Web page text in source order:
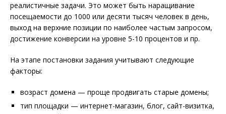
реалистичные задачи. Это может быть наращивание
посещаемости до 1000 или десяти тысяч человек в день,
выход на верхние позиции по наиболее частым запросом,
достижение конверсии на уровне 5-10 процентов и пр.
На этапе постановки задания учитывают следующие
факторы:
возраст домена — проще продвигать старые домены;
тип площадки — интернет-магазин, блог, сайт-визитка,